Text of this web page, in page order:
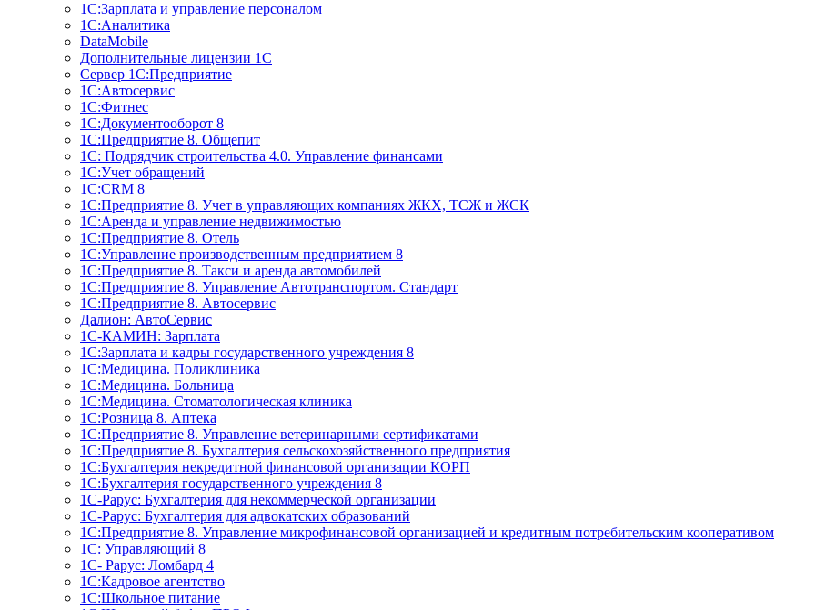
1С:Зарплата и управление персоналом
1С:Аналитика
DataMobile
Дополнительные лицензии 1С
Сервер 1С:Предприятие
1С:Автосервис
1С:Фитнес
1С:Документооборот 8
1С:Предприятие 8. Общепит
1С: Подрядчик строительства 4.0. Управление финансами
1С:Учет обращений
1C:CRM 8
1С:Предприятие 8. Учет в управляющих компаниях ЖКХ, ТСЖ и ЖСК
1С:Аренда и управление недвижимостью
1С:Предприятие 8. Отель
1C:Управление производственным предприятием 8
1C:Предприятие 8. Такси и аренда автомобилей
1С:Предприятие 8. Управление Автотранспортом. Стандарт
1C:Предприятие 8. Автосервис
Далион: АвтоСервис
1С-КАМИН: Зарплата
1С:Зарплата и кадры государственного учреждения 8
1С:Медицина. Поликлиника
1С:Медицина. Больница
1С:Медицина. Стоматологическая клиника
1С:Розница 8. Аптека
1C:Предприятие 8. Управление ветеринарными сертификатами
1С:Предприятие 8. Бухгалтерия сельскохозяйственного предприятия
1C:Бухгалтерия некредитной финансовой организации КОРП
1С:Бухгалтерия государственного учреждения 8
1С-Рарус: Бухгалтерия для некоммерческой организации
1С-Рарус: Бухгалтерия для адвокатских образований
1С:Предприятие 8. Управление микрофинансовой организацией и кредитным потребительским кооперативом
1С: Управляющий 8
1С- Рарус: Ломбард 4
1С:Кадровое агентство
1С:Школьное питание